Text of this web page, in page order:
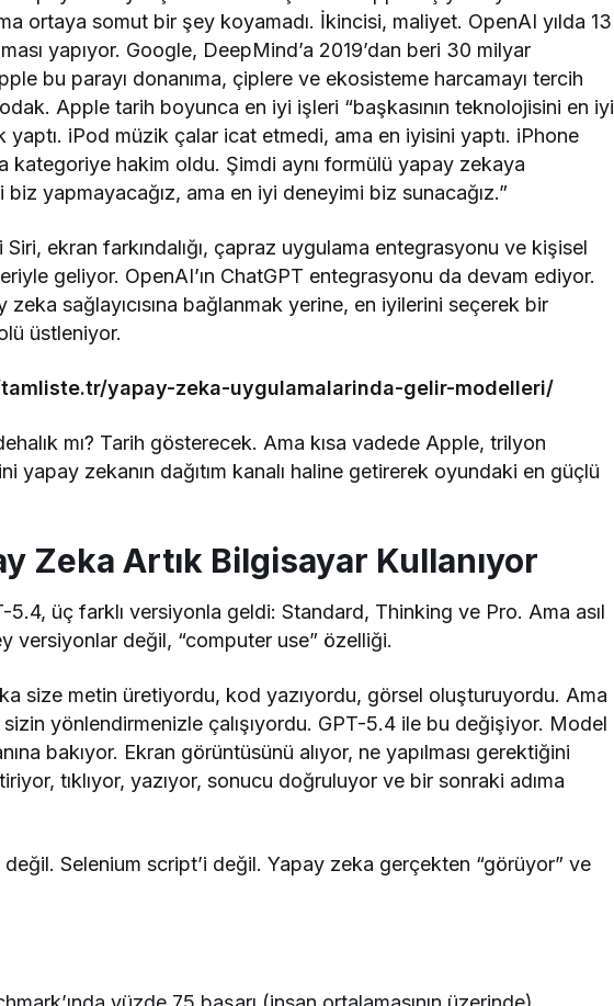
ortaya somut bir şey koyamadı. İkincisi, maliyet. OpenAI yılda 13
yapıyor. Google, DeepMind’a 2019’dan beri 30 milyar
bu parayı donanıma, çiplere ve ekosisteme harcamayı tercih
Apple tarih boyunca en iyi işleri “başkasının teknolojisini en iyi
iPod müzik çalar icat etmedi, ama en iyisini yaptı. iPhone
kategoriye hakim oldu. Şimdi aynı formülü yapay zekaya
yapmayacağız, ama en iyi deneyimi biz sunacağız.”
ekran farkındalığı, çapraz uygulama entegrasyonu ve kişisel
geliyor. OpenAI’ın ChatGPT entegrasyonu da devam ediyor.
sağlayıcısına bağlanmak yerine, en iyilerini seçerek bir
üstleniyor.
yapay-zeka-uygulamalarinda-gelir-modelleri/
mı? Tarih gösterecek. Ama kısa vadede Apple, trilyon
yapay zekanın dağıtım kanalı haline getirerek oyundaki en güçlü
Zeka Artık Bilgisayar Kullanıyor
5.4, üç farklı versiyonla geldi: Standard, Thinking ve Pro. Ama asıl
versiyonlar değil, “computer use” özelliği.
size metin üretiyordu, kod yazıyordu, görsel oluşturuyordu. Ama
yönlendirmenizle çalışıyordu. GPT-5.4 ile bu değişiyor. Model
bakıyor. Ekran görüntüsünü alıyor, ne yapılması gerektiğini
tıklıyor, yazıyor, sonucu doğruluyor ve bir sonraki adıma
değil. Selenium script’i değil. Yapay zeka gerçekten “görüyor” ve